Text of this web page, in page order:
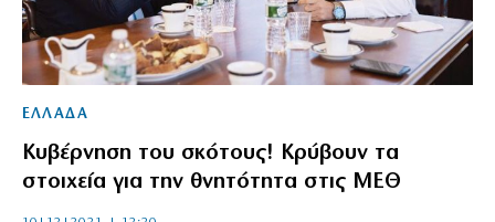
ΕΛΛΑΔΑ
Κυβέρνηση του σκότους! Κρύβουν τα
στοιχεία για την θνητότητα στις ΜΕΘ